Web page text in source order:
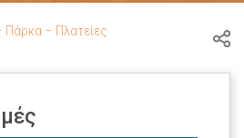
Πάρκα – Πλατείες